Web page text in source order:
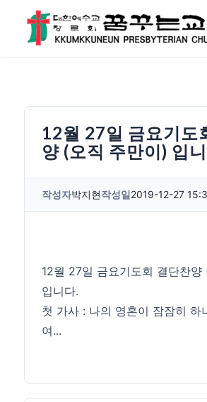
12월 27일 금요기도
양 (오직 주만이) 입
작성자박지현작성일2019-12-27
12월 27일 금요기도회 결단찬양
입니다.
첫 가사 : 나의 영혼이 잠잠히 하
여...